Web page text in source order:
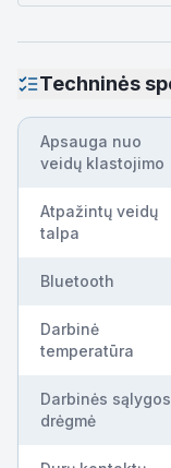
Techninės
Apsauga nuo
veidų klastojimo
Atpažintų veidų
talpa
Bluetooth
Darbinė
temperatūra
Darbinės sąlygos
drėgmė